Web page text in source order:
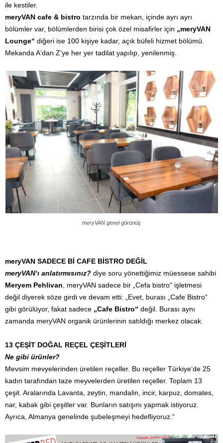
ile kestiler.
meryVAN cafe & bistro tarzında bir mekan, içinde ayrı ayrı
bölümler var, bölümlerden birisi çok özel misafirler için „meryVAN
Lounge“ diğeri ise 100 kişiye kadar, açık büfeli hizmet bölümü.
Mekanda A‘dan Z‘ye her yer tadilat yapılıp, yenilenmiş.
meryVAN genel görünüş
meryVAN SADECE Bİ CAFE BİSTRO DEĞİL
meryVAN‘ı anlatırmısınız? diye soru yönettiğimiz müessese sahibi
Meryem Pehlivan , meryVAN sadece bir „Cefa bistro“ işletmesi
değil diyerek söze girdi ve devam etti: „Evet, burası „Cafe Bistro“
gibi görülüyor, fakat sadece „Cafe Bistro“ değil. Burası aynı
zamanda meryVAN organik ürünlerinin satıldığı merkez olacak.
13 ÇEŞİT DOĞAL REÇEL ÇEŞİTLERİ
Ne gibi ürünler?
Mevsim mevyelerinden üretilen reçeller. Bu reçeller Türkiye‘de 25
kadın tarafından taze meyvelerden üretilen reçeller. Toplam 13
çeşit. Aralarında Lavanta, zeytin, mandalin, incir, karpuz, domates,
nar, kabak gibi çeşitler var. Bunların satışını yapmak istiyoruz.
Ayrıca, Almanya genelinde şubeleşmeyi hedefliyoruz.“